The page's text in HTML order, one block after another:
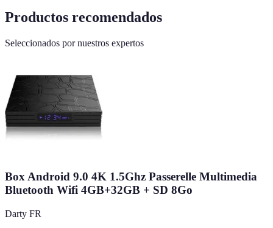
Productos recomendados
Seleccionados por nuestros expertos
Box Android 9.0 4K 1.5Ghz Passerelle Multimedia
Bluetooth Wifi 4GB+32GB + SD 8Go
Darty FR